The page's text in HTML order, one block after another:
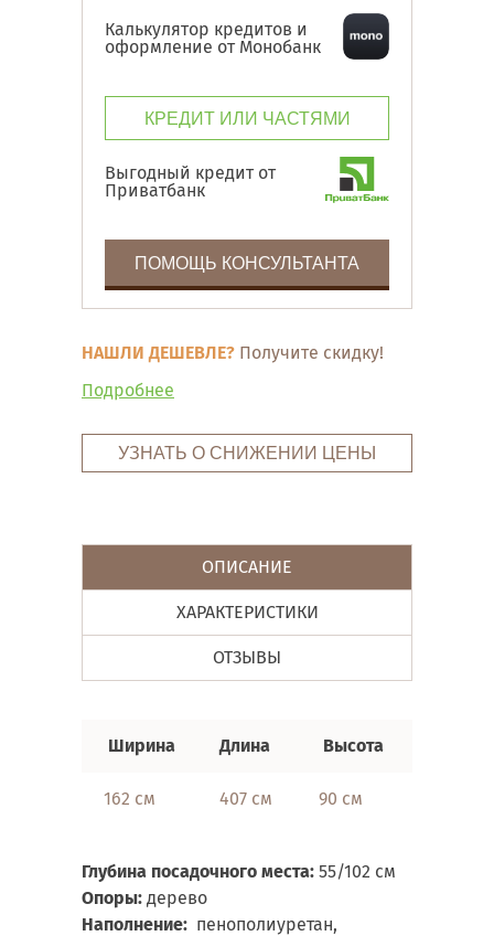
Калькулятор кредитов и
оформление от Монобанк
КРЕДИТ ИЛИ ЧАСТЯМИ
Выгодный кредит от
Приватбанк
ПОМОЩЬ КОНСУЛЬТАНТА
НАШЛИ ДЕШЕВЛЕ? Получите скидку!
Подробнее
УЗНАТЬ О СНИЖЕНИИ ЦЕНЫ
ОПИСАНИЕ
ХАРАКТЕРИСТИКИ
ОТЗЫВЫ
Ширина Длина Высота
162 см 407 см 90 см
Глубина посадочного места: 55/102 см
Опоры: дерево
Наполнение: пенополиуретан,